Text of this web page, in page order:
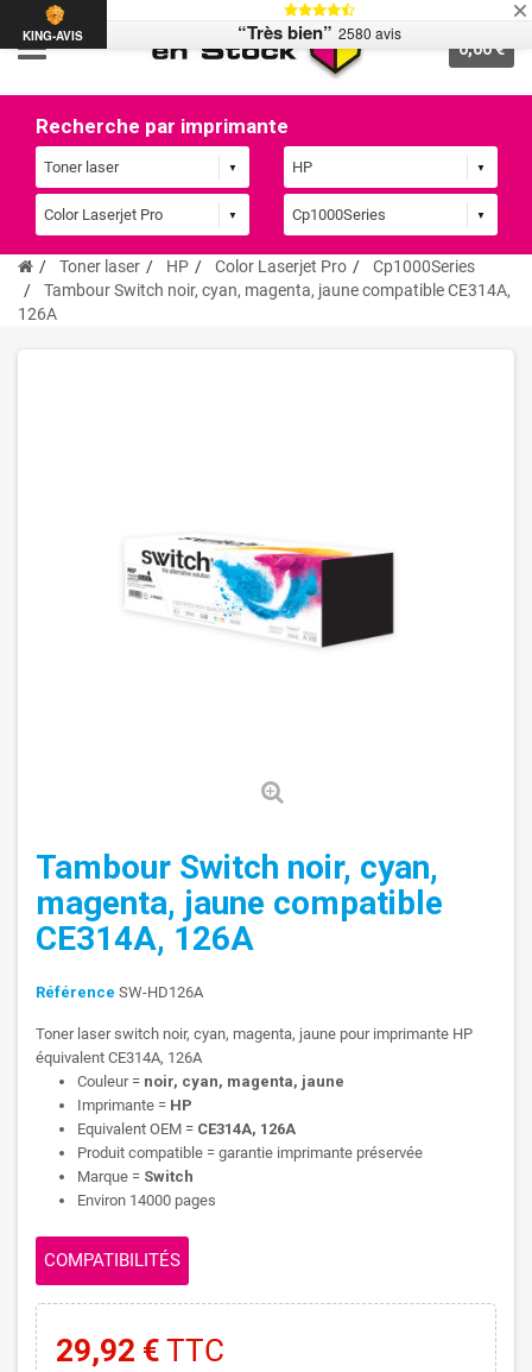
0,00 €
Recherche par imprimante
Toner laser HP Color Laserjet Pro
Cp1000Series
Tambour Switch noir, cyan, magenta, jaune compatible CE314A,
126A
Tambour Switch noir, cyan,
magenta, jaune compatible
CE314A, 126A
Référence SW-HD126A
Toner laser switch noir, cyan, magenta, jaune pour imprimante HP
équivalent CE314A, 126A
Couleur = noir, cyan, magenta, jaune
Imprimante = HP
Equivalent OEM = CE314A, 126A
Produit compatible = garantie imprimante préservée
Marque = Switch
Environ 14000 pages
COMPATIBILITÉS
29,92 € TTC
KING-AVIS “Très bien” 2580 avis